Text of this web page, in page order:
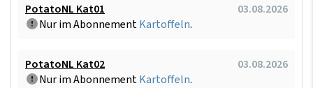
PotatoNL Kat01
03.08.2026
Nur im AbonnementKartoffeln.
PotatoNL Kat02
03.08.2026
Nur im AbonnementKartoffeln.